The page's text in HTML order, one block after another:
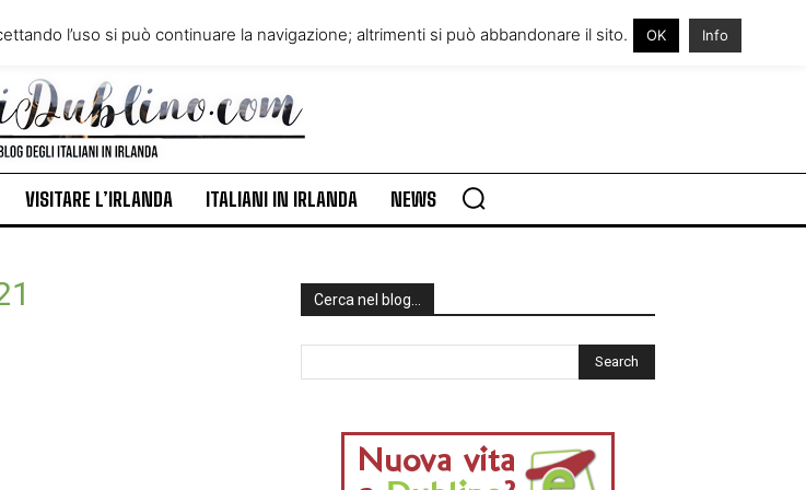
VIVERE IN IRLANDA
VISITARE L’IRLANDA
ITALIANI IN IRLANDA
NEWS
VISITARE L’IRLANDA ITALIANI IN IRLANDA NEWS
Cerca nel blog…
l’uso si può continuare la navigazione; altrimenti si può abbandonare il sito. OK Info